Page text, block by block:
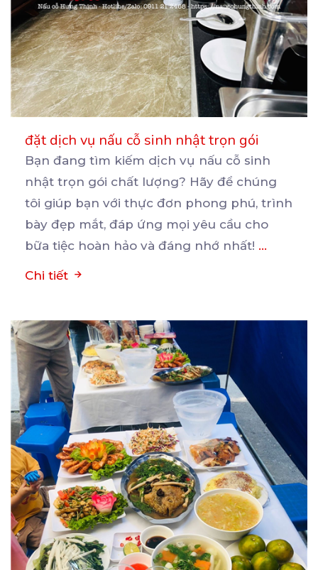
đặt dịch vụ nấu cỗ sinh nhật trọn gói
Bạn đang tìm kiếm dịch vụ nấu cỗ sinh
nhật trọn gói chất lượng? Hãy để chúng
tôi giúp bạn với thực đơn phong phú, trình
bày đẹp mắt, đáp ứng mọi yêu cầu cho
bữa tiệc hoàn hảo và đáng nhớ nhất! ...
Chi tiết